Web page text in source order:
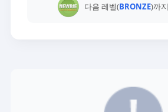
다음 레벨(BRONZE)까지